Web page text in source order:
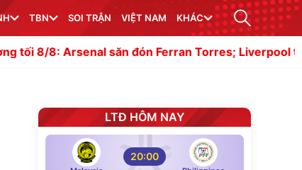
TBN SOI TRẬN VIỆT NAM KHÁC
săn đón Ferran Torres; Liverpool tranh Ezri
LTĐ HÔM NAY
20:00